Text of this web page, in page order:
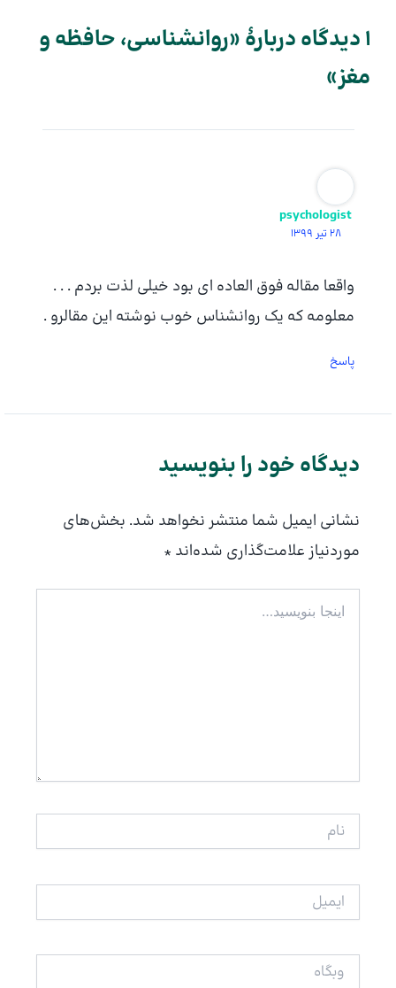
1 دیدگاه دربارهٔ «روانشناسی، حافظه و
مغز»
psychologist
28 تیر 1399
واقعا مقاله فوق العاده ای بود خیلی لذت بردم . . .
معلومه که یک روانشناس خوب نوشته این مقالرو .
پاسخ
دیدگاه‌ خود را بنویسید
نشانی ایمیل شما منتشر نخواهد شد. بخش‌های
موردنیاز علامت‌گذاری شده‌اند *
بنویسید…
نام
ایمیل